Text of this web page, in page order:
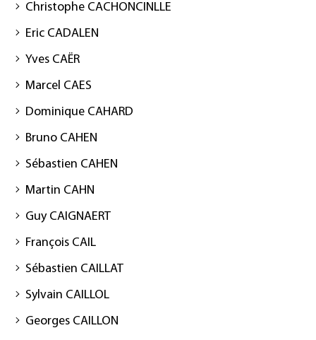
Christophe CACHONCINLLE
Eric CADALEN
Yves CAËR
Marcel CAES
Dominique CAHARD
Bruno CAHEN
Sébastien CAHEN
Martin CAHN
Guy CAIGNAERT
François CAIL
Sébastien CAILLAT
Sylvain CAILLOL
Georges CAILLON